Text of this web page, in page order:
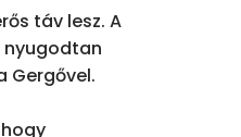
táv lesz. A
nyugodtan
Gergővel.